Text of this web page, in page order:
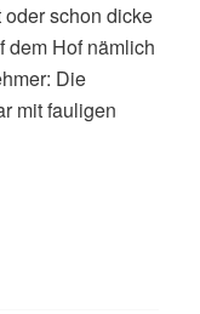
schon dicke
dem Hof nämlich
Die
mit fauligen